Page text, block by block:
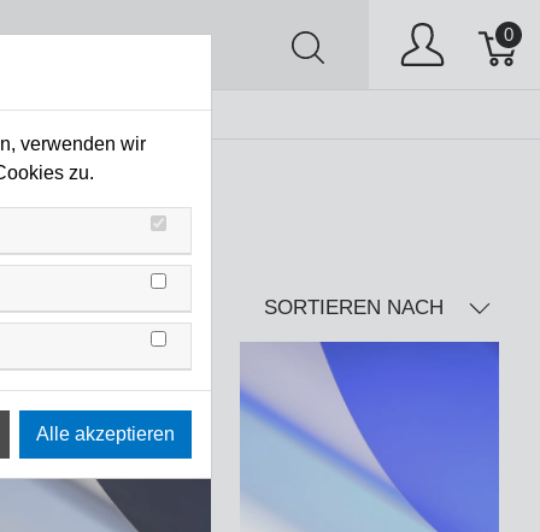
0
AV Stock Clearing
SORTIEREN NACH
verwenden wir
zu.